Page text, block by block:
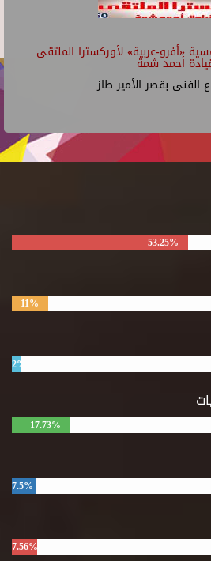
«أفرو-عربية» لأوركسترا الملتقى
أحمد شمة
الفنى بقصر الأمير طاز
53.25%
11%
2%
17.73%
7.5%
7.56%